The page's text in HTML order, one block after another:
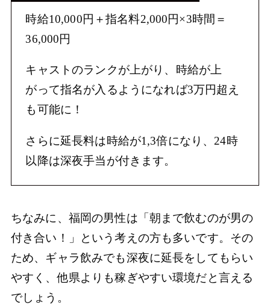
時給10,000円＋指名料2,000円×3時間＝
36,000円
キャストのランクが上がり、時給が上
がって指名が入るようになれば3万円超え
も可能に！
さらに延長料は時給が1,3倍になり、24時
以降は深夜手当が付きます。
ちなみに、福岡の男性は「朝まで飲むのが男の
付き合い！」という考えの方も多いです。その
ため、ギャラ飲みでも深夜に延長をしてもらい
やすく、他県よりも稼ぎやすい環境だと言える
でしょう。